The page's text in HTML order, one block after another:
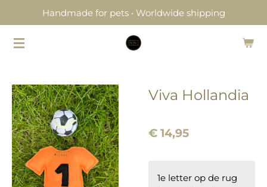
naar
Handmade for pets • Worldwide shipping
Viva Hollandia
€ 14,95
1e letter op de rug